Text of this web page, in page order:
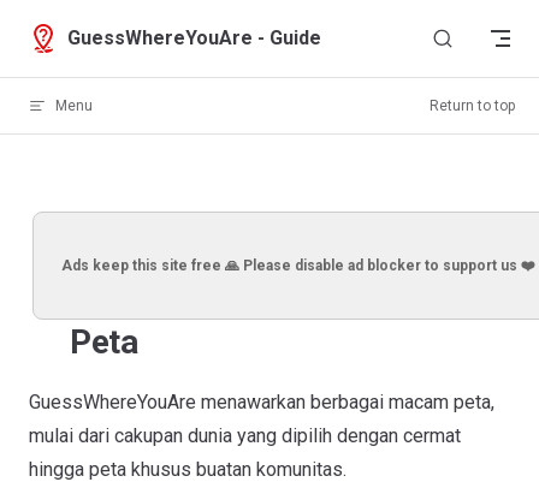
Skip to content
GuessWhereYouAre - Guide
Menu Return to top
Ads keep this site free 🙏 Please disable ad blocker to support us ❤️
Peta
GuessWhereYouAre menawarkan berbagai macam peta,
mulai dari cakupan dunia yang dipilih dengan cermat
hingga peta khusus buatan komunitas.